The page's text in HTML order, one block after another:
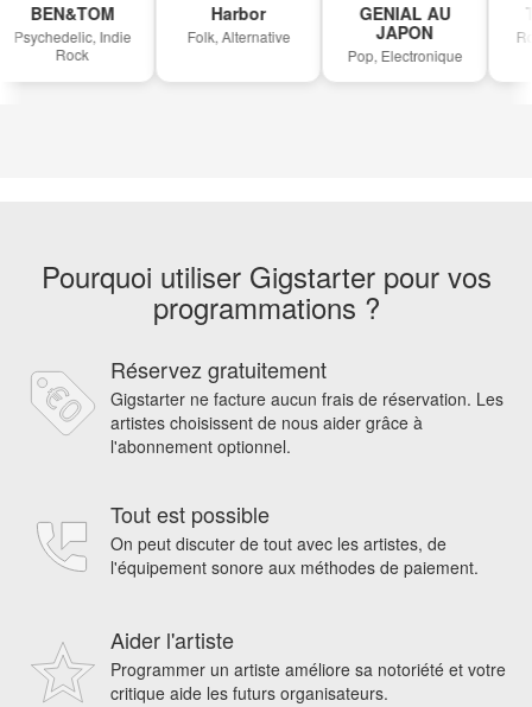
BEN&TOM
Psychedelic, Indie
Rock
Harbor
Folk, Alternative
GENIAL AU
JAPON
Pop, Electronique
Pourquoi utiliser Gigstarter pour vos
programmations ?
Réservez gratuitement
Gigstarter ne facture aucun frais de réservation. Les
artistes choisissent de nous aider grâce à
l'abonnement optionnel.
Tout est possible
On peut discuter de tout avec les artistes, de
l'équipement sonore aux méthodes de paiement.
Aider l'artiste
Programmer un artiste améliore sa notoriété et votre
critique aide les futurs organisateurs.